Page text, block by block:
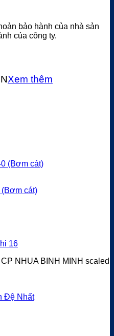
bảo hành của nhà sản
của công ty.
Xem thêm
cát)
16
Đệ Nhất